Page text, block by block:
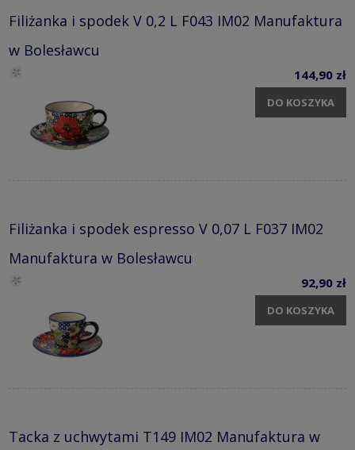
Filiżanka i spodek V 0,2 L F043 IM02 Manufaktura
w Bolesławcu
144,90 zł
DO KOSZYKA
Filiżanka i spodek espresso V 0,07 L F037 IM02
Manufaktura w Bolesławcu
92,90 zł
DO KOSZYKA
Tacka z uchwytami T149 IM02 Manufaktura w